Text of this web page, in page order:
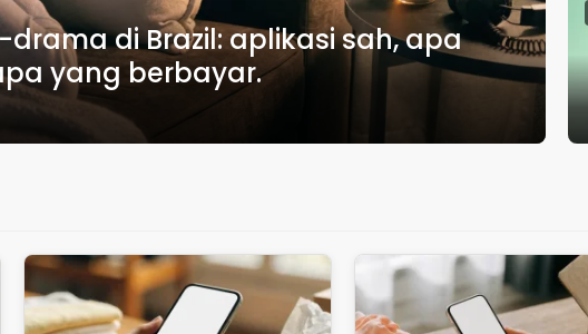
di Brazil: aplikasi sah, apa
yang berbayar.